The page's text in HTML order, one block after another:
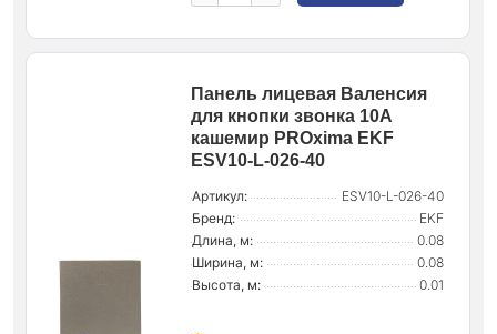
Панель лицевая Валенсия
для кнопки звонка 10А
кашемир PROxima EKF
ESV10-L-026-40
Артикул:
ESV10-L-026-40
Бренд:
EKF
Длина, м:
0.08
Ширина, м:
0.08
Высота, м:
0.01